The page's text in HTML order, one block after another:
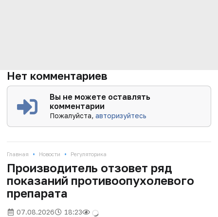
Нет комментариев
Вы не можете оставлять
комментарии
Пожалуйста,авторизуйтесь
Главная • Новости • Регуляторика
Производитель отзовет ряд
показаний противоопухолевого
препарата
07.08.2026 18:23